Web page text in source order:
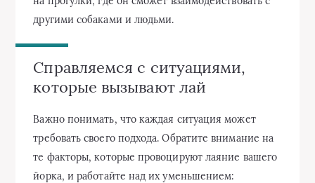
другими собаками и людьми.
Справляемся с ситуациями,
которые вызывают лай
Важно понимать, что каждая ситуация может
требовать своего подхода. Обратите внимание на
те факторы, которые провоцируют лаяние вашего
йорка, и работайте над их уменьшением: